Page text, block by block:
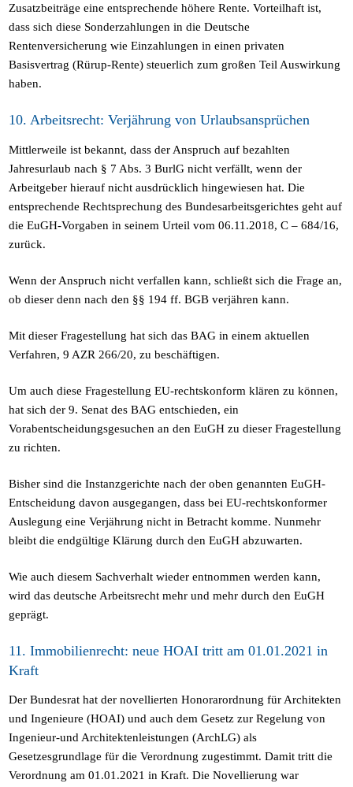
Zusatzbeiträge eine entsprechende höhere Rente. Vorteilhaft ist,
dass sich diese Sonderzahlungen in die Deutsche
Rentenversicherung wie Einzahlungen in einen privaten
Basisvertrag (Rürup-Rente) steuerlich zum großen Teil Auswirkung
haben.
10. Arbeitsrecht: Verjährung von Urlaubsansprüchen
Mittlerweile ist bekannt, dass der Anspruch auf bezahlten
Jahresurlaub nach § 7 Abs. 3 BurlG nicht verfällt, wenn der
Arbeitgeber hierauf nicht ausdrücklich hingewiesen hat. Die
entsprechende Rechtsprechung des Bundesarbeitsgerichtes geht auf
die EuGH-Vorgaben in seinem Urteil vom 06.11.2018, C – 684/16,
zurück.
Wenn der Anspruch nicht verfallen kann, schließt sich die Frage an,
ob dieser denn nach den §§ 194 ff. BGB verjähren kann.
Mit dieser Fragestellung hat sich das BAG in einem aktuellen
Verfahren, 9 AZR 266/20, zu beschäftigen.
Um auch diese Fragestellung EU-rechtskonform klären zu können,
hat sich der 9. Senat des BAG entschieden, ein
Vorabentscheidungsgesuchen an den EuGH zu dieser Fragestellung
zu richten.
Bisher sind die Instanzgerichte nach der oben genannten EuGH-
Entscheidung davon ausgegangen, dass bei EU-rechtskonformer
Auslegung eine Verjährung nicht in Betracht komme. Nunmehr
bleibt die endgültige Klärung durch den EuGH abzuwarten.
Wie auch diesem Sachverhalt wieder entnommen werden kann,
wird das deutsche Arbeitsrecht mehr und mehr durch den EuGH
geprägt.
11. Immobilienrecht: neue HOAI tritt am 01.01.2021 in
Kraft
Der Bundesrat hat der novellierten Honorarordnung für Architekten
und Ingenieure (HOAI) und auch dem Gesetz zur Regelung von
Ingenieur-und Architektenleistungen (ArchLG) als
Gesetzesgrundlage für die Verordnung zugestimmt. Damit tritt die
Verordnung am 01.01.2021 in Kraft. Die Novellierung war